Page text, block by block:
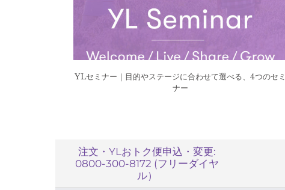
YLセミナー｜目的やステージに合わせて選べる、4つのセミ
ナー
注文・YLおトク便申込・変更:
0800-300-8172 (フリーダイヤ
ル）